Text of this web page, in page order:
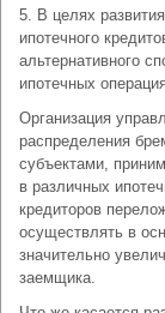
5. В целях
ипотечного
альтернативного
ипотечных
Организация
распределения
субъектами,
в различных
кредиторов
осуществлять в
значительно
заемщика.